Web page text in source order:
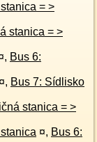
stanica = >
, Bus 6:
¤, Bus 7: Sídlisko
stanica = >
stanica ¤, Bus 6: